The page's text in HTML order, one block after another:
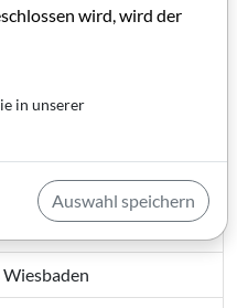
Film
wird, wird der
in unserer
Auswahl speichern